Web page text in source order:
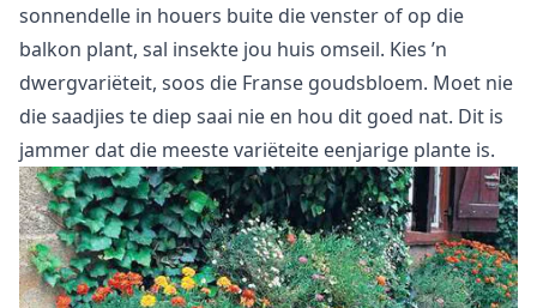
sonnendelle in houers buite die venster of op die
balkon plant, sal insekte jou huis omseil. Kies ’n
dwergvariëteit, soos die Franse goudsbloem. Moet nie
die saadjies te diep saai nie en hou dit goed nat. Dit is
jammer dat die meeste variëteite eenjarige plante is.